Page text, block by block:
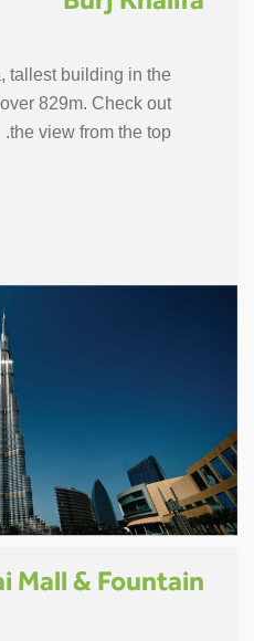
tallest building in the
over 829m. Check out
the view from the top.
Mall & Fountain